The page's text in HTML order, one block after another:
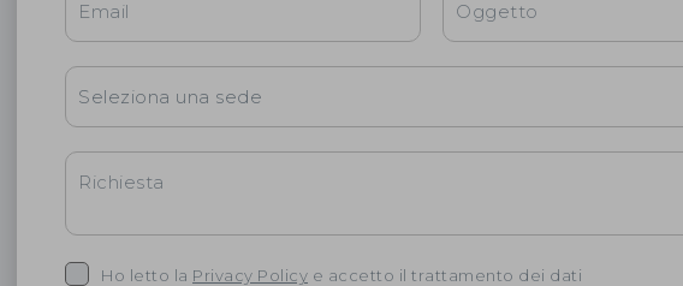
Ho letto la Privacy Policy e accetto il trattamento dei dati